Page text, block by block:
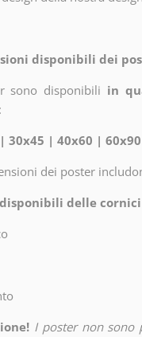
disponibili dei
sono disponibili in
30x45 | 40x60 |
dei poster
delle cornici
I poster non sono